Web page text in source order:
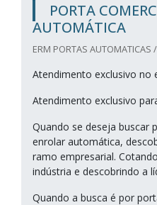
PORTA
AUTOMÁTICA
ERM PORTAS AUTOMATICAS
Atendimento exclusivo no
Atendimento exclusivo
Quando se deseja buscar
enrolar automática,
ramo empresarial.
indústria e descobrindo a
Quando a busca é por